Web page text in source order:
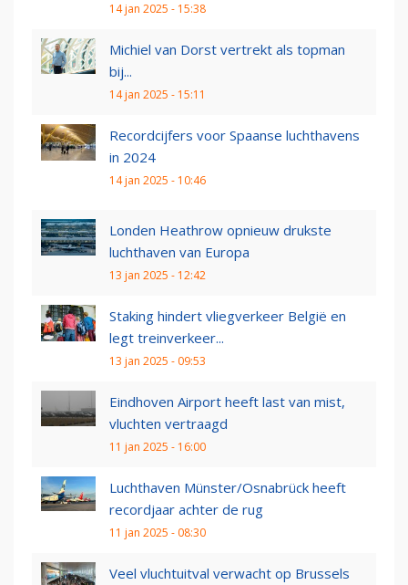
14 jan 2025 - 15:38
Michiel van Dorst vertrekt als topman
bij...
14 jan 2025 - 15:11
Recordcijfers voor Spaanse luchthavens
in 2024
14 jan 2025 - 10:46
Londen Heathrow opnieuw drukste
luchthaven van Europa
13 jan 2025 - 12:42
Staking hindert vliegverkeer België en
legt treinverkeer...
13 jan 2025 - 09:53
Eindhoven Airport heeft last van mist,
vluchten vertraagd
11 jan 2025 - 16:00
Luchthaven Münster/Osnabrück heeft
recordjaar achter de rug
11 jan 2025 - 08:30
Veel vluchtuitval verwacht op Brussels